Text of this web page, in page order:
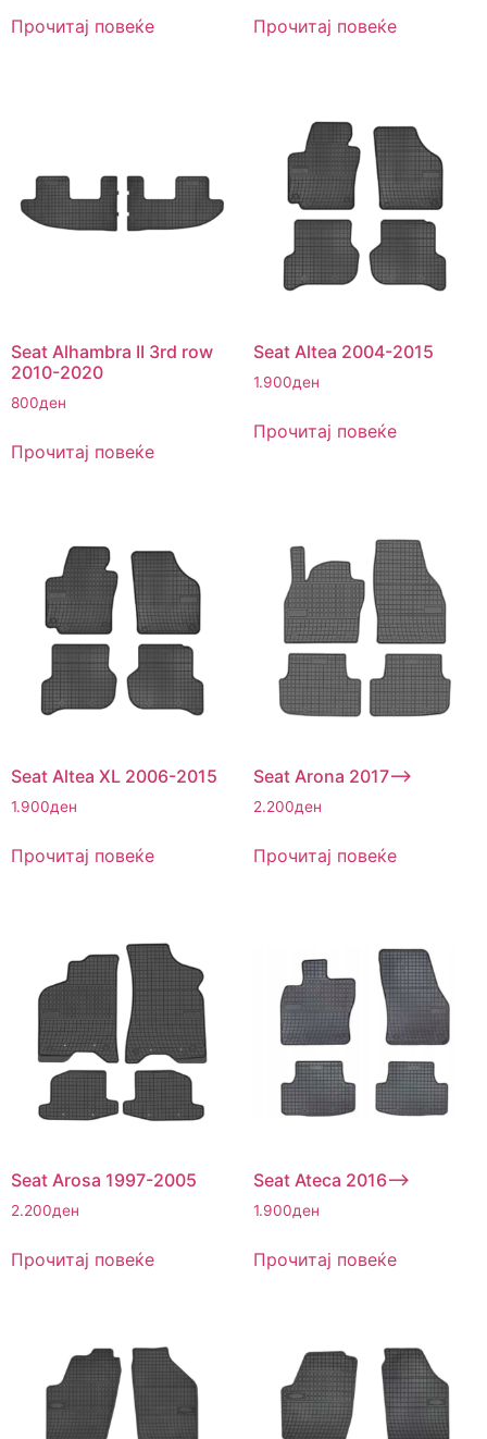
Прочитај повеќе Прочитај повеќе
Seat Alhambra II 3rd row
2010-2020
800ден
Прочитај повеќе
Seat Altea 2004-2015
1.900ден
Прочитај повеќе
Seat Altea XL 2006-2015
1.900ден
Прочитај повеќе
Seat Arona 2017–>
2.200ден
Прочитај повеќе
Seat Arosa 1997-2005
2.200ден
Прочитај повеќе
Seat Ateca 2016–>
1.900ден
Прочитај повеќе